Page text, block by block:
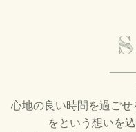
心地の良い時間を過ご
をという想いを